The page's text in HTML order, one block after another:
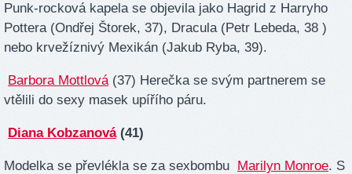
Punk-rocková kapela se objevila jako Hagrid z Harryho
Pottera (Ondřej Štorek, 37), Dracula (Petr Lebeda, 38 )
nebo krvežíznivý Mexikán (Jakub Ryba, 39).
Barbora Mottlová(37) Herečka se svým partnerem se
vtělili do sexy masek upířího páru.
Diana Kobzanová(41)
Modelka se převlékla se za sexbombu Marilyn Monroe. S